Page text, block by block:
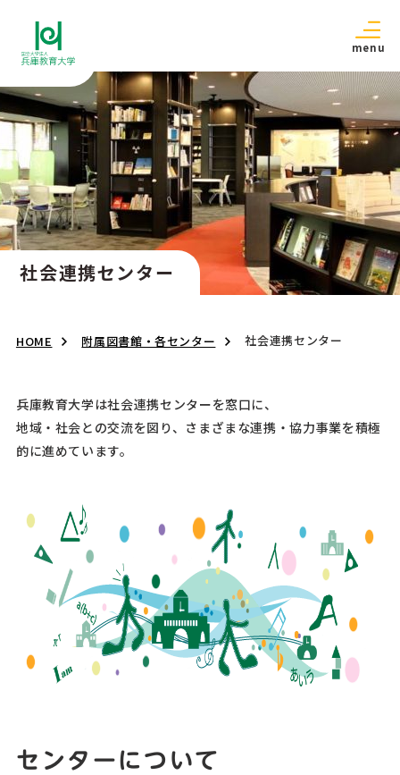
menu
社会連携センター
HOME 附属図書館・各センター 社会連携センター
兵庫教育大学は社会連携センターを窓口に、
地域・社会との交流を図り、さまざまな連携・協力事業を積極
的に進めています。
センターについて